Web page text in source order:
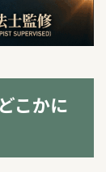
こかに